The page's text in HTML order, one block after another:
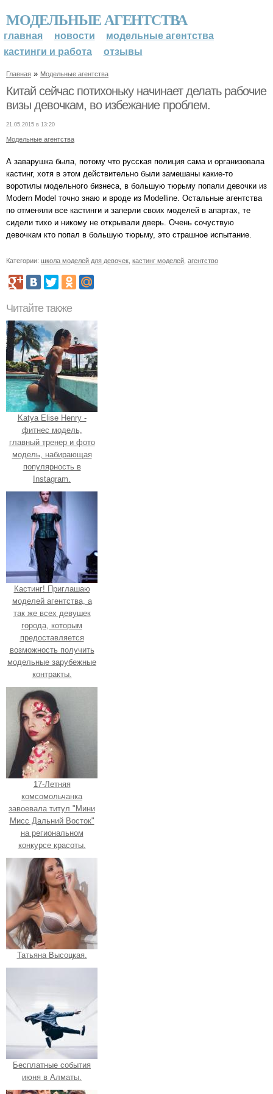
МОДЕЛЬНЫЕ АГЕНТСТВА
главная новости
модельные агентства
кастинги и работа
отзывы
Главная » Модельные агентства
Китай сейчас потихоньку начинает делать рабочие
визы девочкам, во избежание проблем.
21.05.2015 в 13:20
Модельные агентства
А заварушка была, потому что русская полиция сама и организовала
кастинг, хотя в этом действительно были замешаны какие-то
воротилы модельного бизнеса, в большую тюрьму попали девочки из
Modern Model точно знаю и вроде из Modelline. Остальные агентства
по отменяли все кастинги и заперли своих моделей в апартах, те
сидели тихо и никому не открывали дверь. Очень сочуствую
девочкам кто попал в большую тюрьму, это страшное испытание.
Категории: школа моделей для девочек кастинг моделей агентство
Читайте также
Katya Elise Henry -
фитнес модель,
главный тренер и фото
модель, набирающая
популярность в
Instagram.
Кастинг! Приглашаю
моделей агентства, а
так же всех девушек
города, которым
предоставляется
возможность получить
модельные зарубежные
контракты.
17-Летняя
комсомольчанка
завоевала титул "Мини
Мисс Дальний Восток"
на региональном
конкурсе красоты.
Татьяна Высоцкая.
Бесплатные события
июня в Алматы.